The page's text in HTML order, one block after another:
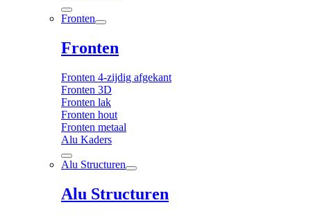
Fronten
Fronten
Fronten 4-zijdig afgekant
Fronten 3D
Fronten lak
Fronten hout
Fronten metaal
Alu Kaders
Alu Structuren
Alu Structuren